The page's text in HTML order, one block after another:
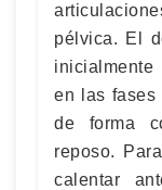
pélvica. El
en las fases
de forma
reposo.
calentar